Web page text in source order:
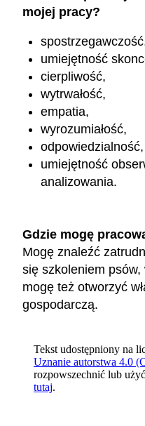
mojej pracy?
umiejętność
cierpliwość,
wytrwałość,
empatia,
wyrozumiałość,
odpowiedzialność,
umiejętność
analizowania.
Gdzie mogę
Mogę znaleźć
się szkoleniem
mogę też otworzyć
gospodarczą.
Tekst udostępniony na
Uznanie autorstwa 4.0
rozpowszechnić lub
tutaj.